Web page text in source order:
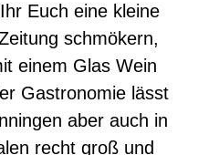
Euch eine kleine
schmökern,
einem Glas Wein
Gastronomie lässt
aber auch in
recht groß und